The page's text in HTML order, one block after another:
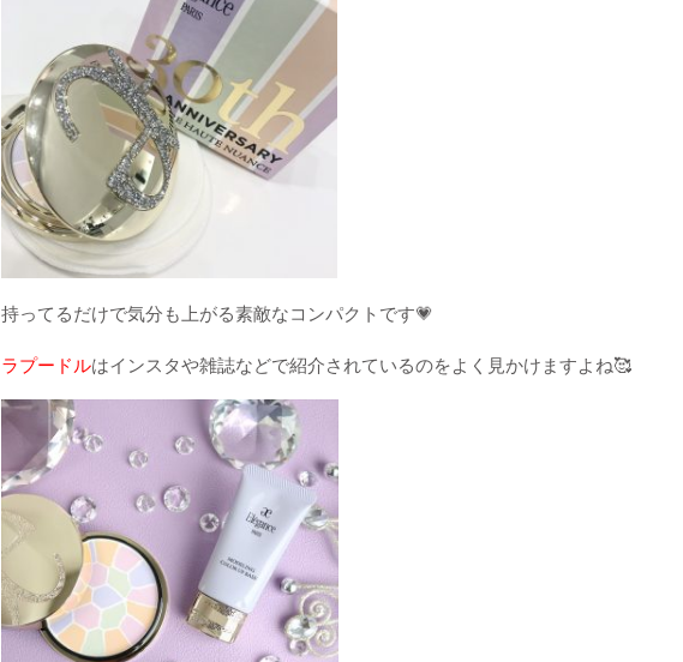
持ってるだけで気分も上がる素敵なコンパクトです💗
ラプードルはインスタや雑誌などで紹介されているのをよく見かけますよね🥰